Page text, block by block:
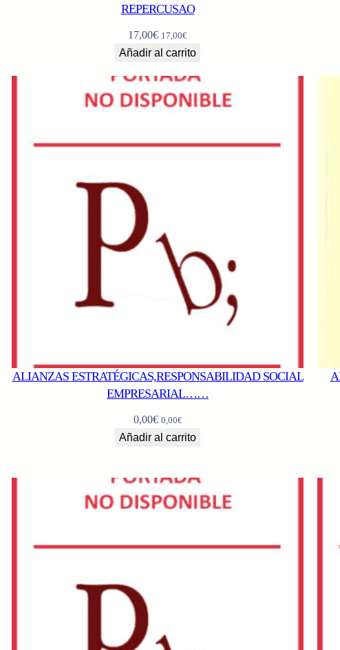
REPERCUSAO
17,00€ 17,00€
Añadir al carrito
ALIANZAS ESTRATÉGICAS,RESPONSABILIDAD SOCIAL
EMPRESARIAL……
0,00€ 0,00€
Añadir al carrito